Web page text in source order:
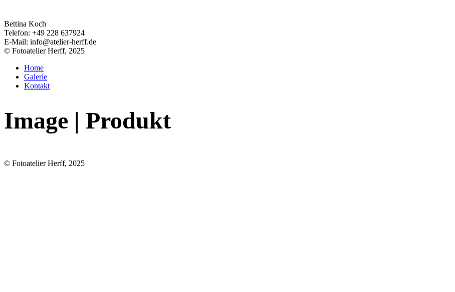
Bettina Koch
Telefon: +49 228 637924
E-Mail: info@atelier-herff.de
© Fotoatelier Herff, 2025
Home
Galerie
Kontakt
Image | Produkt
© Fotoatelier Herff, 2025